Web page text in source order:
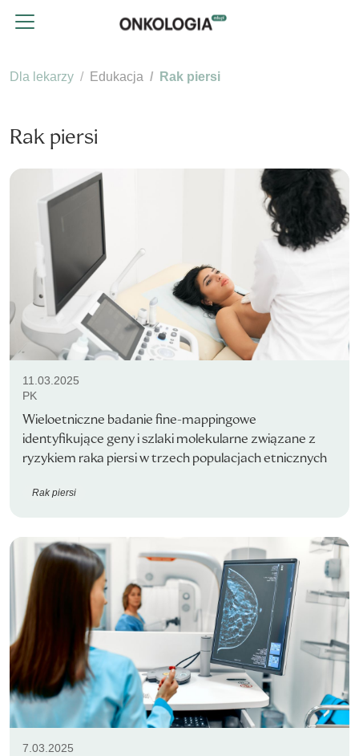
Dla lekarzy Edukacja Rak piersi
Rak piersi
11.03.2025
PK
Wieloetniczne badanie fine-mappingowe
identyfikujące geny i szlaki molekularne związane z
ryzykiem raka piersi w trzech populacjach etnicznych
Rak piersi
7.03.2025